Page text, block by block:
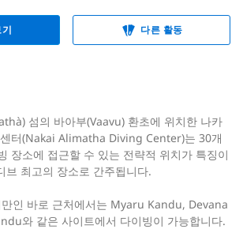
다른 활동
섬의 바아부(Vaavu) 환초에 위치한 나카
터(Nakai Alimatha Diving Center)는 30개
장소에 접근할 수 있는 전략적 위치가 특징이
브 최고의 장소로 간주됩니다.
인 바로 근처에서는 Myaru Kandu, Devana
와 같은 사이트에서 다이빙이 가능합니다.